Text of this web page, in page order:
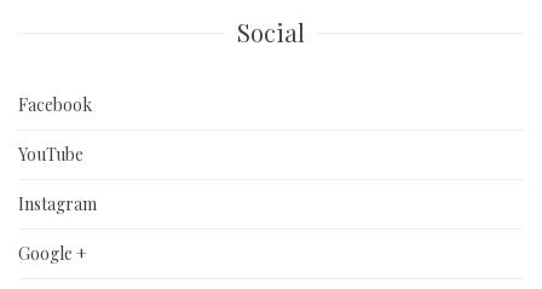
Social
Facebook
YouTube
Instagram
Google +